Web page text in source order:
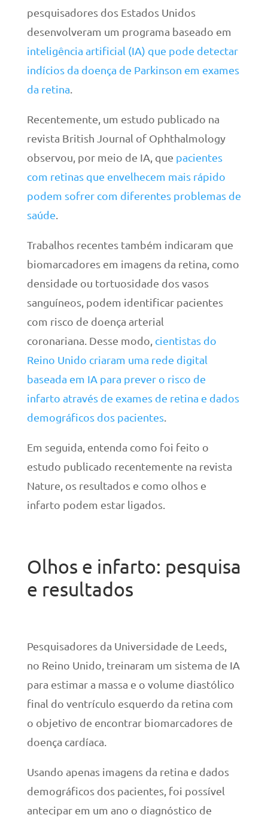
pesquisadores dos Estados Unidos
desenvolveram um programa baseado em
inteligência artificial (IA) que pode detectar
indícios da doença de Parkinson em exames
da retina
Recentemente, um estudo publicado na
revista British Journal of Ophthalmology
observou, por meio de IA, que pacientes
com retinas que envelhecem mais rápido
podem sofrer com diferentes problemas de
saúde
Trabalhos recentes também indicaram que
biomarcadores em imagens da retina, como
densidade ou tortuosidade dos vasos
sanguíneos, podem identificar pacientes
com risco de doença arterial
coronariana. Desse modo, cientistas do
Reino Unido criaram uma rede digital
baseada em IA para prever o risco de
infarto através de exames de retina e dados
demográficos dos pacientes.
Em seguida, entenda como foi feito o
estudo publicado recentemente na revista
Nature, os resultados e como olhos e
infarto podem estar ligados.
Olhos e infarto: pesquisa
e resultados
Pesquisadores da Universidade de Leeds,
no Reino Unido, treinaram um sistema de IA
para estimar a massa e o volume diastólico
final do ventrículo esquerdo da retina com
o objetivo de encontrar biomarcadores de
doença cardíaca.
Usando apenas imagens da retina e dados
demográficos dos pacientes, foi possível
antecipar em um ano o diagnóstico de